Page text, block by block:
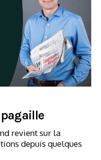
revient sur la
depuis quelques